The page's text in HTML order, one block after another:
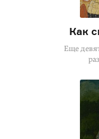
Как
Еще